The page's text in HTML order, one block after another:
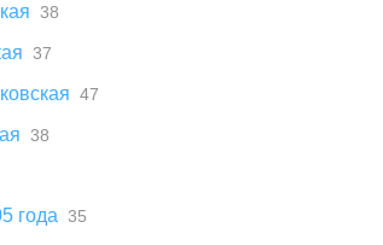
38
37
47
38
года 35